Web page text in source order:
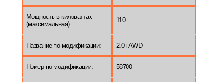
Мощность в киловаттах
(максимальная):
110
Название по модификации: 2.0 i AWD
Номер по модификации: 58700